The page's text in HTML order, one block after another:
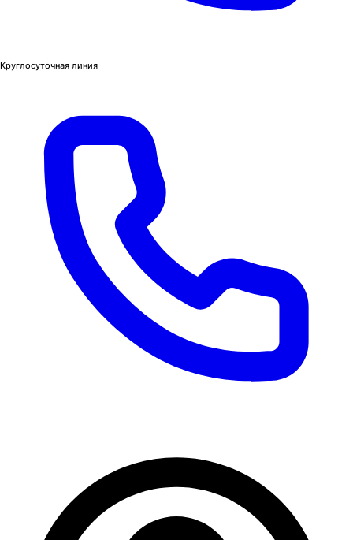
Круглосуточная линия